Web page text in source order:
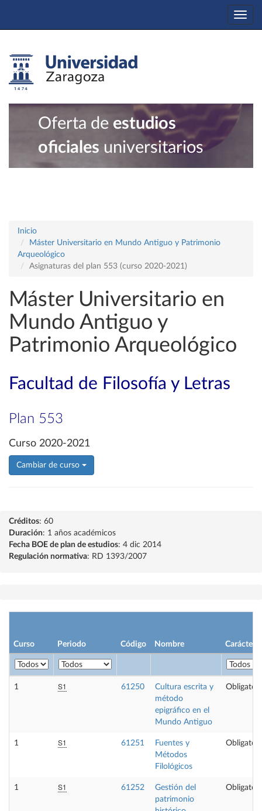
Oferta de estudios
oficiales universitarios
Inicio
Máster Universitario en Mundo Antiguo y Patrimonio
Arqueológico
Asignaturas del plan 553 (curso 2020-2021)
Máster Universitario en
Mundo Antiguo y
Patrimonio Arqueológico
Facultad de Filosofía y Letras
Plan 553
Curso 2020-2021
Cambiar de curso
Créditos: 60
Duración: 1 años académicos
Fecha BOE de plan de estudios: 4 dic 2014
Regulación normativa: RD 1393/2007
Curso Periodo Código Nombre Carácter
1 S1 61250
Cultura escrita y
método
epigráfico en el
Mundo Antiguo
1 S1 61251
Fuentes y
Métodos
Filológicos
1 S1 61252
Gestión del
patrimonio